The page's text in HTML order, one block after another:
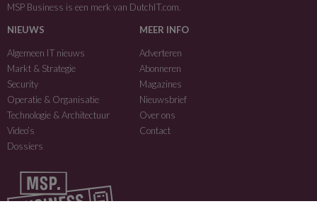
MSP Business is een merk van DutchIT.com
NIEUWS
Algemeen IT nieuws
Markt & Strategie
Security
Operatie & Organisatie
Technologie & Architectuur
Video’s
Dossiers
MEER INFO
Adverteren
Abonneren
Magazines
Nieuwsbrief
Over ons
Contact